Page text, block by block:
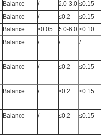
Balance / 2.0-3.0 ≤0.15
Balance / ≤0.2 ≤0.15
Balance ≤0.05 5.0-6.0 ≤0.10
Balance / / /
Balance / ≤0.2 ≤0.15
Balance / ≤0.2 ≤0.15
Balance / ≤0.2 ≤0.15